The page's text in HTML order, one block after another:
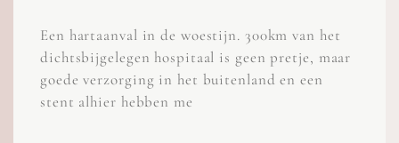
Een hartaanval in de woestijn. 300km van het
dichtsbijgelegen hospitaal is geen pretje, maar
goede verzorging in het buitenland en een
stent alhier hebben me